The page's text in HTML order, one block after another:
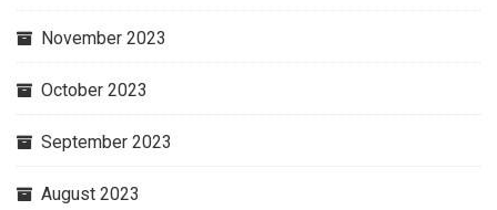
November 2023
October 2023
September 2023
August 2023